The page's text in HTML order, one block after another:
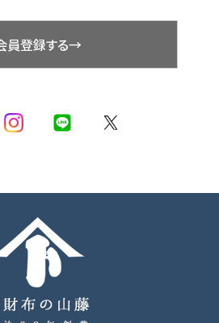
員登録する→